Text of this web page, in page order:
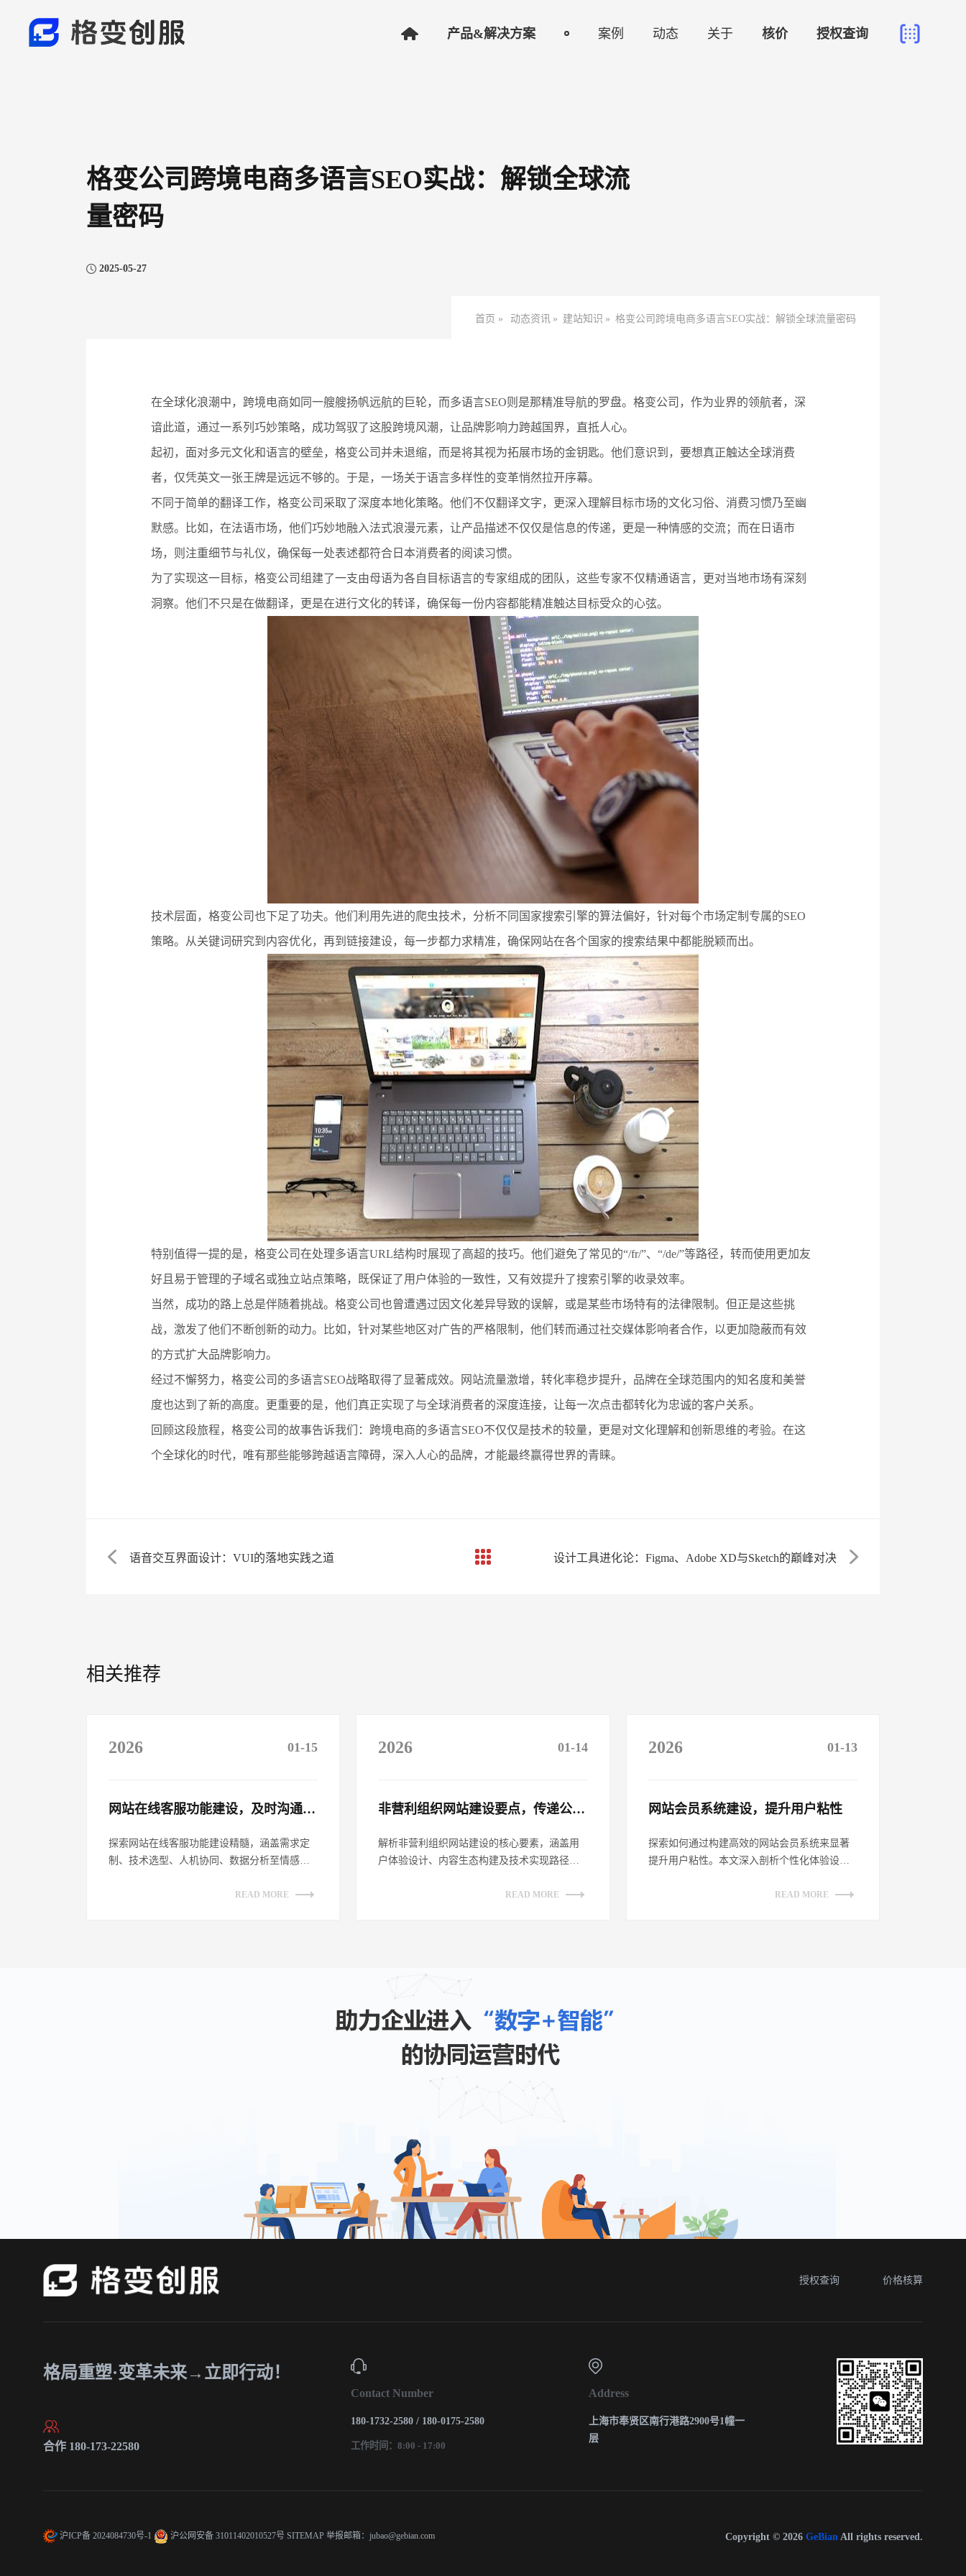
产品&解决方案 案例 动态 关于 核价 授权查询
格变公司跨境电商多语言SEO实战：解锁全球流
量密码
2025-05-27
首页 » 动态资讯 » 建站知识 » 格变公司跨境电商多语言SEO实战：解锁全球流量密码
在全球化浪潮中，跨境电商如同一艘艘扬帆远航的巨轮，而多语言SEO则是那精准导航的罗盘。格变公司，作为业界的领航者，深
谙此道，通过一系列巧妙策略，成功驾驭了这股跨境风潮，让品牌影响力跨越国界，直抵人心。
起初，面对多元文化和语言的壁垒，格变公司并未退缩，而是将其视为拓展市场的金钥匙。他们意识到，要想真正触达全球消费
者，仅凭英文一张王牌是远远不够的。于是，一场关于语言多样性的变革悄然拉开序幕。
不同于简单的翻译工作，格变公司采取了深度本地化策略。他们不仅翻译文字，更深入理解目标市场的文化习俗、消费习惯乃至幽
默感。比如，在法语市场，他们巧妙地融入法式浪漫元素，让产品描述不仅仅是信息的传递，更是一种情感的交流；而在日语市
场，则注重细节与礼仪，确保每一处表述都符合日本消费者的阅读习惯。
为了实现这一目标，格变公司组建了一支由母语为各自目标语言的专家组成的团队，这些专家不仅精通语言，更对当地市场有深刻
洞察。他们不只是在做翻译，更是在进行文化的转译，确保每一份内容都能精准触达目标受众的心弦。
技术层面，格变公司也下足了功夫。他们利用先进的爬虫技术，分析不同国家搜索引擎的算法偏好，针对每个市场定制专属的SEO
策略。从关键词研究到内容优化，再到链接建设，每一步都力求精准，确保网站在各个国家的搜索结果中都能脱颖而出。
特别值得一提的是，格变公司在处理多语言URL结构时展现了高超的技巧。他们避免了常见的“/fr/”、“/de/”等路径，转而使用更加友
好且易于管理的子域名或独立站点策略，既保证了用户体验的一致性，又有效提升了搜索引擎的收录效率。
当然，成功的路上总是伴随着挑战。格变公司也曾遭遇过因文化差异导致的误解，或是某些市场特有的法律限制。但正是这些挑
战，激发了他们不断创新的动力。比如，针对某些地区对广告的严格限制，他们转而通过社交媒体影响者合作，以更加隐蔽而有效
的方式扩大品牌影响力。
经过不懈努力，格变公司的多语言SEO战略取得了显著成效。网站流量激增，转化率稳步提升，品牌在全球范围内的知名度和美誉
度也达到了新的高度。更重要的是，他们真正实现了与全球消费者的深度连接，让每一次点击都转化为忠诚的客户关系。
回顾这段旅程，格变公司的故事告诉我们：跨境电商的多语言SEO不仅仅是技术的较量，更是对文化理解和创新思维的考验。在这
个全球化的时代，唯有那些能够跨越语言障碍，深入人心的品牌，才能最终赢得世界的青睐。
语音交互界面设计：VUI的落地实践之道 设计工具进化论：Figma、Adobe XD与Sketch的巅峰对决
相关推荐
2026 01-15
网站在线客服功能建设，及时沟通客户​
探索网站在线客服功能建设精髓，涵盖需求定
制、技术选型、人机协同、数据分析至情感链
READ MORE
2026 01-14
非营利组织网站建设要点，传递公益理念​
解析非营利组织网站建设的核心要素，涵盖用
户体验设计、内容生态构建及技术实现路径。
READ MORE
2026 01-13
网站会员系统建设，提升用户粘性​
探索如何通过构建高效的网站会员系统来显著
提升用户粘性。本文深入剖析个性化体验设
READ MORE
授权查询 价格核算
格局重塑·变革未来→立即行动！
合作 180-173-22580
Contact Number
180-1732-2580 / 180-0175-2580
工作时间：8:00 - 17:00
Address
上海市奉贤区南行港路2900号1幢一
层
沪ICP备 2024084730号-1 沪公网安备 31011402010527号 SITEMAP 举报邮箱：jubao@gebian.com Copyright © 2026 GeBian All rights reserved.